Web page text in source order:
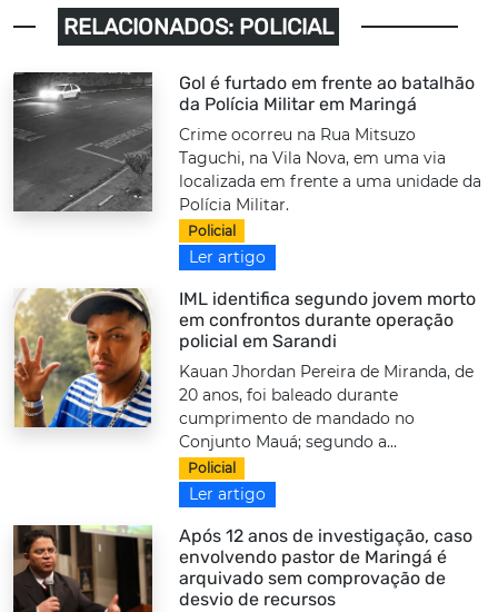
RELACIONADOS: POLICIAL
Gol é furtado em frente ao batalhão
da Polícia Militar em Maringá
Crime ocorreu na Rua Mitsuzo
Taguchi, na Vila Nova, em uma via
localizada em frente a uma unidade da
Polícia Militar.
Policial
Ler artigo
IML identifica segundo jovem morto
em confrontos durante operação
policial em Sarandi
Kauan Jhordan Pereira de Miranda, de
20 anos, foi baleado durante
cumprimento de mandado no
Conjunto Mauá; segundo a...
Policial
Ler artigo
Após 12 anos de investigação, caso
envolvendo pastor de Maringá é
arquivado sem comprovação de
desvio de recursos